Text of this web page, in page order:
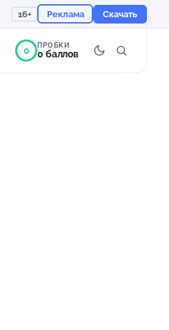
16+ Реклама Скачать
0 ПРОБКИ
0 баллов